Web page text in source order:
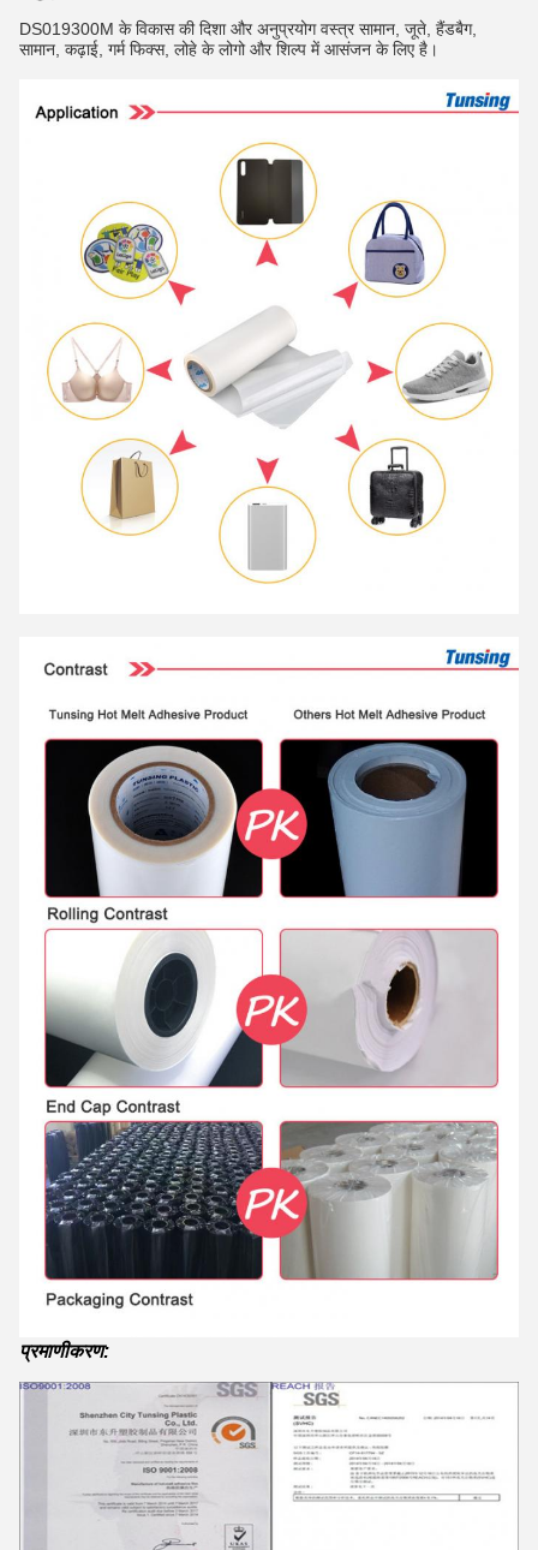
DS019300M के विकास की दिशा और अनुप्रयोग वस्त्र सामान, जूते, हैंडबैग,
सामान, कढ़ाई, गर्म फिक्स, लोहे के लोगो और शिल्प में आसंजन के लिए है।
प्रमाणीकरण: